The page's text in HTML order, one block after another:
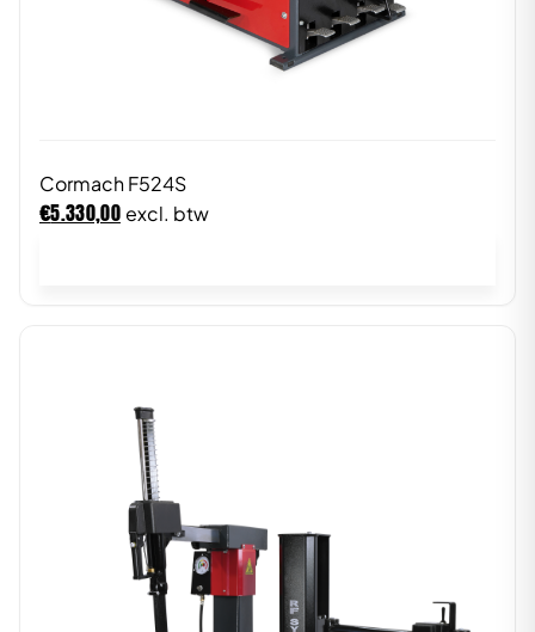
Cormach F524S
€5.330,00 excl. btw